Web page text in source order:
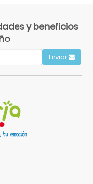
y beneficios
Enviar